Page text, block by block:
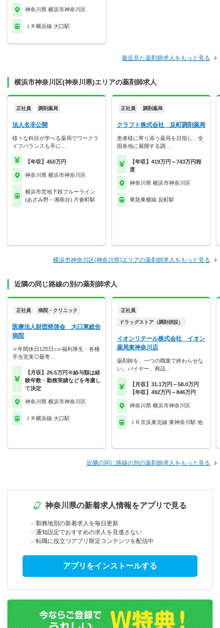
神奈川県 横浜市神奈川区
ＪＲ横浜線 大口駅
最近見た薬剤師求人をもっと見る
横浜市神奈川区(神奈川県)エリアの薬剤師求人
正社員 調剤薬局
法人名非公開
様々な科目が学べる薬局でワークラ
イフバランスも手に…
【年収】450万円
神奈川県 横浜市神奈川区
横浜市営地下鉄ブルーライン
(あざみ野－湘南台) 片倉町駅
正社員 調剤薬局
クラフト株式会社 反町調剤薬局
患者様に寄り添う薬局を目指し、全
国各地に展開する調…
【年収】419万円～743万円程
度
神奈川県 横浜市神奈川区
東急東横線 反町駅
横浜市神奈川区(神奈川県)エリアの薬剤師求人をもっと見る
近隣の同じ路線の別の薬剤師求人
正社員 病院・クリニック
医療法人財団慈啓会 大口東総合
病院
≪年間休日125日♪≫福利厚生・各種
手当充実◎最寄…
【月収】26.5万円※給与額は経
験年数・勤務実績などを考慮し
て決定
神奈川県 横浜市神奈川区
ＪＲ横浜線 大口駅
正社員
ドラッグストア（調剤併設）
イオンリテール株式会社 イオン
薬局東神奈川店
薬剤師を、一つの職業で終わらせな
い。バイヤー、商品…
【月収】31.1万円～58.0万円
【年収】492万円～846万円
神奈川県 横浜市神奈川区
ＪＲ京浜東北線 東神奈川駅 他
近隣の同じ路線の別の薬剤師求人をもっと見る
神奈川県の新着求人情報をアプリで見る
勤務地別の新着求人を毎日更新
通知設定でおすすめの求人を見逃さない
転職に役立つアプリ限定コンテンツを配信中
アプリをインストールする